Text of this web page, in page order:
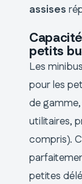
assises
petits
Les
pour les
de
utilitaires,
compris).
petites